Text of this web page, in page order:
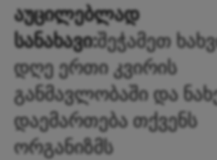
აუცილებლად
სანახავი:შეჭამეთ
დღე ერთი კვირის
განმავლობაში და
დაემართება თქვენს
ორგანიზმს